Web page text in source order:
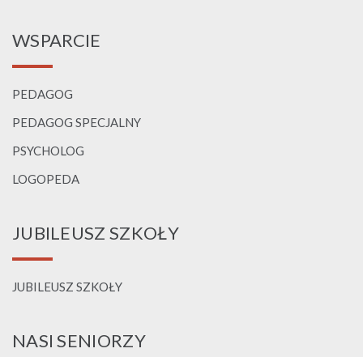
WSPARCIE
PEDAGOG
PEDAGOG SPECJALNY
PSYCHOLOG
LOGOPEDA
JUBILEUSZ SZKOŁY
JUBILEUSZ SZKOŁY
NASI SENIORZY